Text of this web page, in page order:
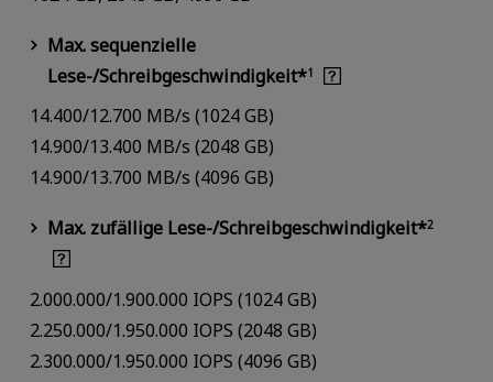
Max. sequenzielle
Lese-/Schreibgeschwindigkeit*1
14.400/12.700 MB/s (1024 GB)
14.900/13.400 MB/s (2048 GB)
14.900/13.700 MB/s (4096 GB)
Max. zufällige Lese-/Schreibgeschwindigkeit*2
2.000.000/1.900.000 IOPS (1024 GB)
2.250.000/1.950.000 IOPS (2048 GB)
2.300.000/1.950.000 IOPS (4096 GB)